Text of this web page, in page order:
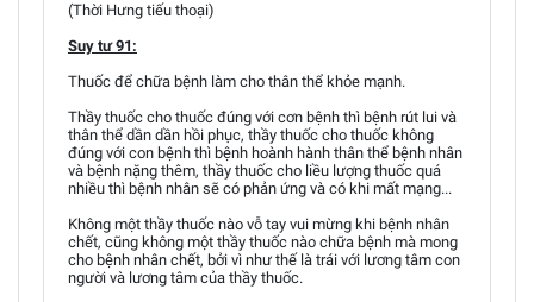
(Thời Hưng tiếu thoại)
Suy tư 91:
Thuốc để chữa bệnh làm cho thân thể khỏe mạnh.
Thầy thuốc cho thuốc đúng với cơn bệnh thì bệnh rút lui và
thân thể dần dần hồi phục, thầy thuốc cho thuốc không
đúng với con bệnh thì bệnh hoành hành thân thể bệnh nhân
và bệnh nặng thêm, thầy thuốc cho liều lượng thuốc quá
nhiều thì bệnh nhân sẽ có phản ứng và có khi mất mạng...
Không một thầy thuốc nào vỗ tay vui mừng khi bệnh nhân
chết, cũng không một thầy thuốc nào chữa bệnh mà mong
cho bệnh nhân chết, bởi vì như thế là trái với lương tâm con
người và lương tâm của thầy thuốc.